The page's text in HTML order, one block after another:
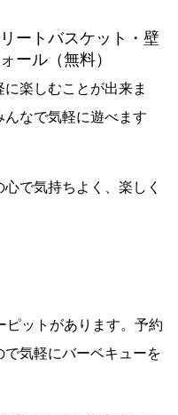
ートバスケット・壁
ール（無料）
楽しむことが出来ま
なで気軽に遊べます
で気持ちよく、楽しく
ピットがあります。予約
気軽にバーベキューを